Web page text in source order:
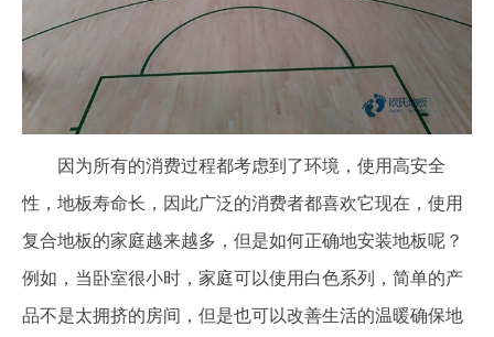
因为所有的消费过程都考虑到了环境，使用高安全
性，地板寿命长，因此广泛的消费者都喜欢它现在，使用
复合地板的家庭越来越多，但是如何正确地安装地板呢？
例如，当卧室很小时，家庭可以使用白色系列，简单的产
品不是太拥挤的房间，但是也可以改善生活的温暖确保地